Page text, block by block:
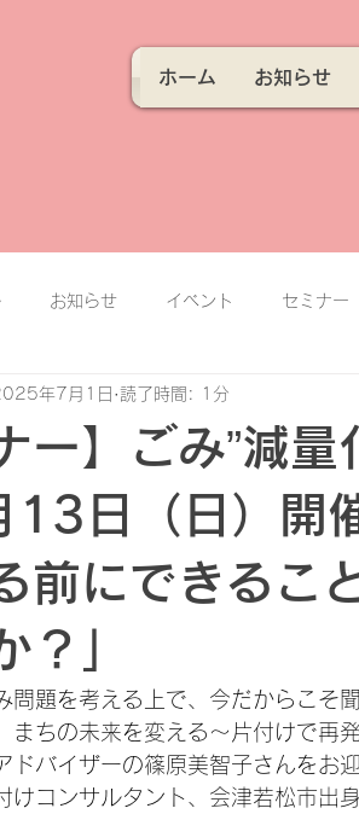
ホーム お知らせ
お知らせ イベント セミナー
ー】ごみ”減
13日（日）開
前にできるこ
？」
年7月1日 読了時間: 1分
問題を考える上で、今だからこそ
まちの未来を変える〜片付けで再
ドバイザーの篠原美智子さんをお
けコンサルタント、会津若松市出身